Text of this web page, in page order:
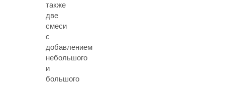
также
две
смеси
с
добавлением
небольшого
и
большого